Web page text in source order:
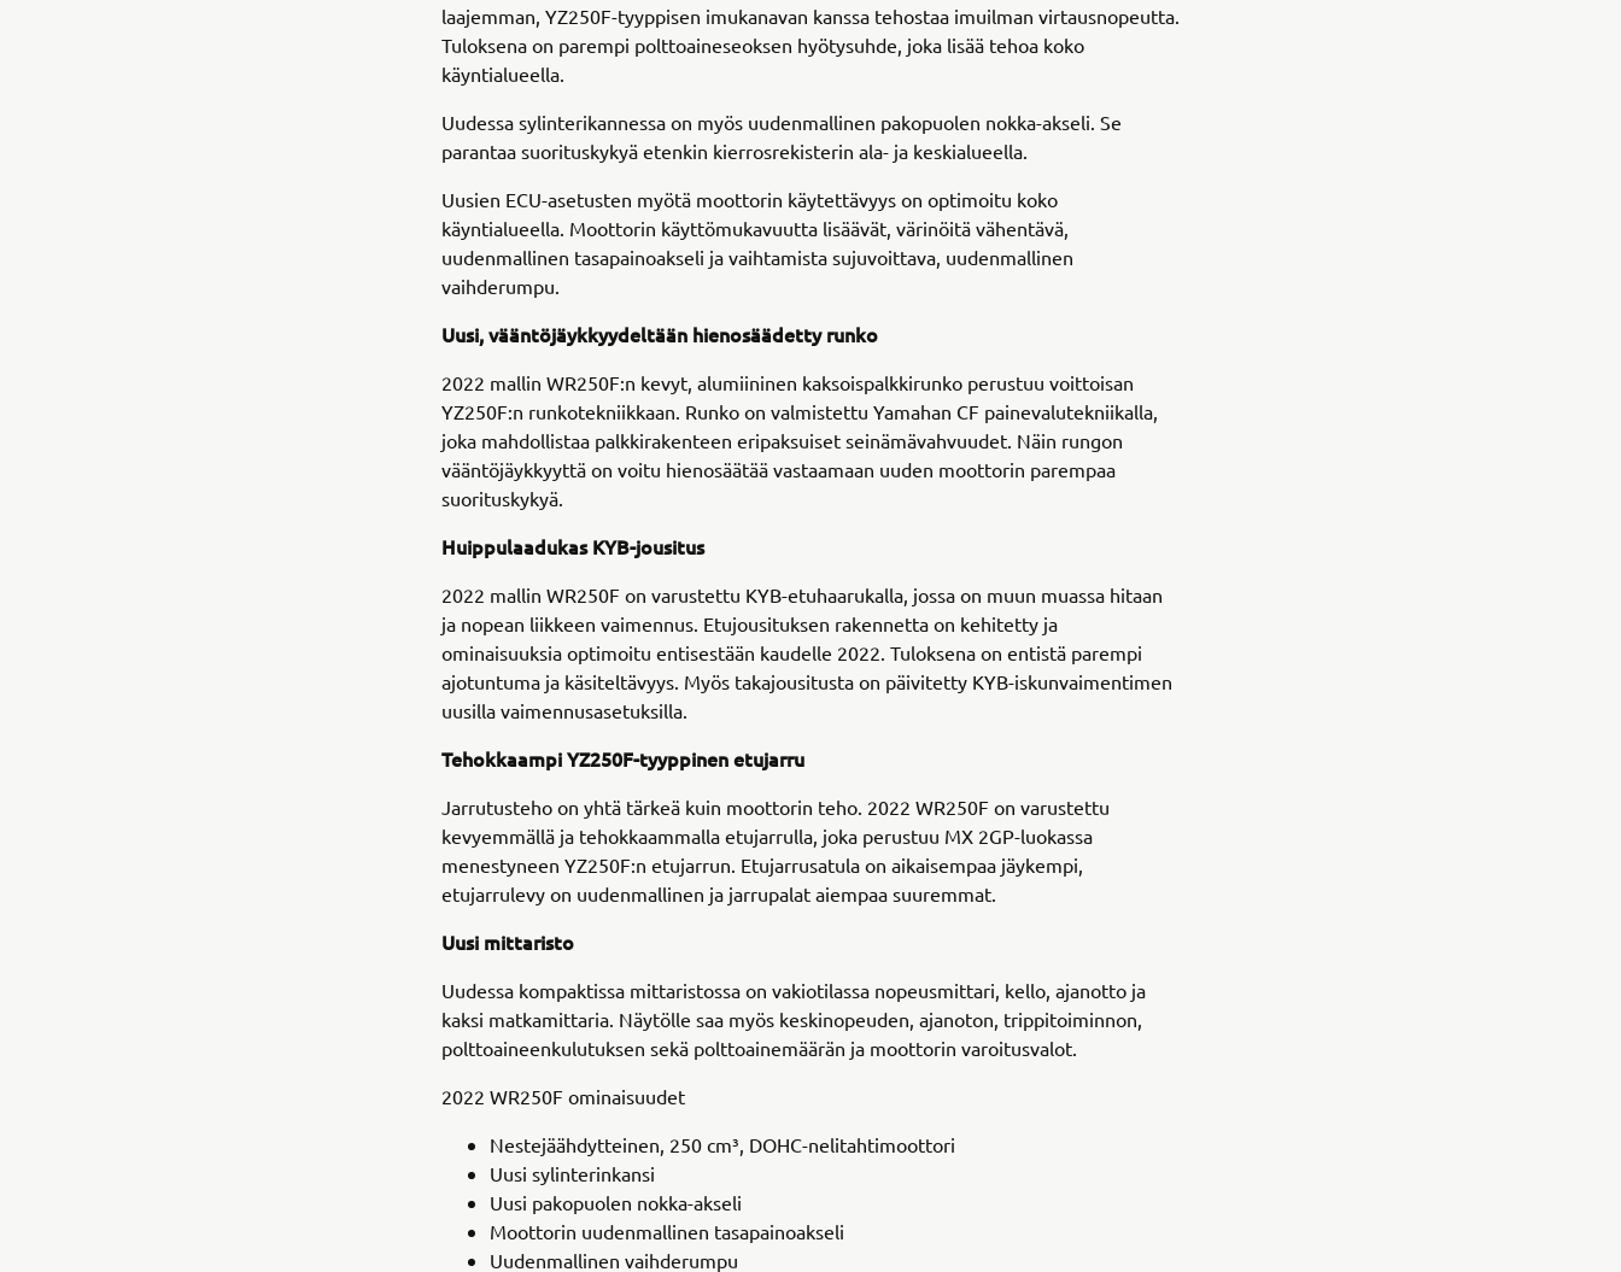
laajemman, YZ250F-tyyppisen imukanavan kanssa tehostaa imuilman virtausnopeutta.
Tuloksena on parempi polttoaineseoksen hyötysuhde, joka lisää tehoa koko
käyntialueella.
Uudessa sylinterikannessa on myös uudenmallinen pakopuolen nokka-akseli. Se
parantaa suorituskykyä etenkin kierrosrekisterin ala- ja keskialueella.
Uusien ECU-asetusten myötä moottorin käytettävyys on optimoitu koko
käyntialueella. Moottorin käyttömukavuutta lisäävät, värinöitä vähentävä,
uudenmallinen tasapainoakseli ja vaihtamista sujuvoittava, uudenmallinen
vaihderumpu.
Uusi, vääntöjäykkyydeltään hienosäädetty runko
2022 mallin WR250F:n kevyt, alumiininen kaksoispalkkirunko perustuu voittoisan
YZ250F:n runkotekniikkaan. Runko on valmistettu Yamahan CF painevalutekniikalla,
joka mahdollistaa palkkirakenteen eripaksuiset seinämävahvuudet. Näin rungon
vääntöjäykkyyttä on voitu hienosäätää vastaamaan uuden moottorin parempaa
suorituskykyä.
Huippulaadukas KYB-jousitus
2022 mallin WR250F on varustettu KYB-etuhaarukalla, jossa on muun muassa hitaan
ja nopean liikkeen vaimennus. Etujousituksen rakennetta on kehitetty ja
ominaisuuksia optimoitu entisestään kaudelle 2022. Tuloksena on entistä parempi
ajotuntuma ja käsiteltävyys. Myös takajousitusta on päivitetty KYB-iskunvaimentimen
uusilla vaimennusasetuksilla.
Tehokkaampi YZ250F-tyyppinen etujarru
Jarrutusteho on yhtä tärkeä kuin moottorin teho. 2022 WR250F on varustettu
kevyemmällä ja tehokkaammalla etujarrulla, joka perustuu MX 2GP-luokassa
menestyneen YZ250F:n etujarrun. Etujarrusatula on aikaisempaa jäykempi,
etujarrulevy on uudenmallinen ja jarrupalat aiempaa suuremmat.
Uusi mittaristo
Uudessa kompaktissa mittaristossa on vakiotilassa nopeusmittari, kello, ajanotto ja
kaksi matkamittaria. Näytölle saa myös keskinopeuden, ajanoton, trippitoiminnon,
polttoaineenkulutuksen sekä polttoainemäärän ja moottorin varoitusvalot.
2022 WR250F ominaisuudet
Nestejäähdytteinen, 250 cm³, DOHC-nelitahtimoottori
Uusi sylinterinkansi
Uusi pakopuolen nokka-akseli
Moottorin uudenmallinen tasapainoakseli
Uudenmallinen vaihderumpu